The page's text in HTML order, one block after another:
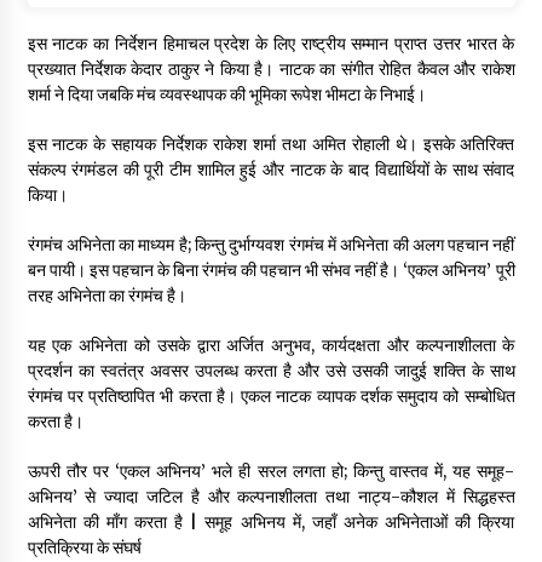
इस नाटक का निर्देशन हिमाचल प्रदेश के लिए राष्ट्रीय सम्मान प्राप्त उत्तर भारत के
प्रख्यात निर्देशक केदार ठाकुर ने किया है। नाटक का संगीत रोहित कैवल और राकेश
शर्मा ने दिया जबकि मंच व्यवस्थापक की भूमिका रूपेश भीमटा के निभाई।
इस नाटक के सहायक निर्देशक राकेश शर्मा तथा अमित रोहाली थे। इसके अतिरिक्त
संकल्प रंगमंडल की पूरी टीम शामिल हुई और नाटक के बाद विद्यार्थियों के साथ संवाद
किया।
रंगमंच अभिनेता का माध्यम है; किन्तु दुर्भाग्यवश रंगमंच में अभिनेता की अलग पहचान नहीं
बन पायी। इस पहचान के बिना रंगमंच की पहचान भी संभव नहीं है। ‘एकल अभिनय’ पूरी
तरह अभिनेता का रंगमंच है।
यह एक अभिनेता को उसके द्वारा अर्जित अनुभव, कार्यदक्षता और कल्पनाशीलता के
प्रदर्शन का स्वतंत्र अवसर उपलब्ध करता है और उसे उसकी जादुई शक्ति के साथ
रंगमंच पर प्रतिष्ठापित भी करता है। एकल नाटक व्यापक दर्शक समुदाय को सम्बोधित
करता है।
ऊपरी तौर पर ‘एकल अभिनय’ भले ही सरल लगता हो; किन्तु वास्तव में, यह समूह-
अभिनय’ से ज्यादा जटिल है और कल्पनाशीलता तथा नाट्य-कौशल में सिद्धहस्त
अभिनेता की माँग करता है | समूह अभिनय में, जहाँ अनेक अभिनेताओं की क्रिया
प्रतिक्रिया के संघर्ष